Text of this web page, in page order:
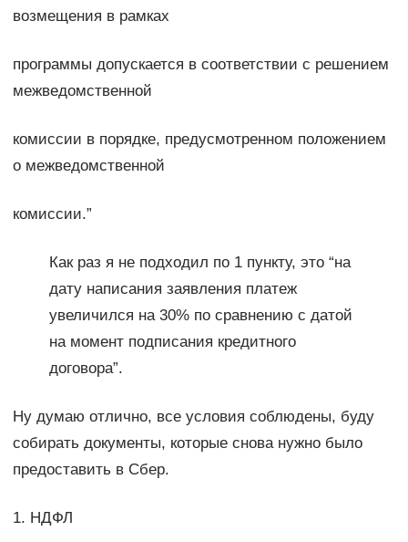
возмещения в рамках
программы допускается в соответствии с решением
межведомственной
комиссии в порядке, предусмотренном положением
о межведомственной
комиссии.”
Как раз я не подходил по 1 пункту, это “на
дату написания заявления платеж
увеличился на 30% по сравнению с датой
на момент подписания кредитного
договора”.
Ну думаю отлично, все условия соблюдены, буду
собирать документы, которые снова нужно было
предоставить в Сбер.
1. НДФЛ